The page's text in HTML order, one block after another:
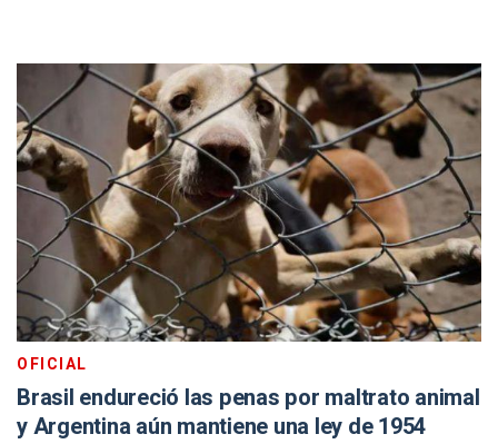
OFICIAL
Brasil endureció las penas por maltrato animal
y Argentina aún mantiene una ley de 1954